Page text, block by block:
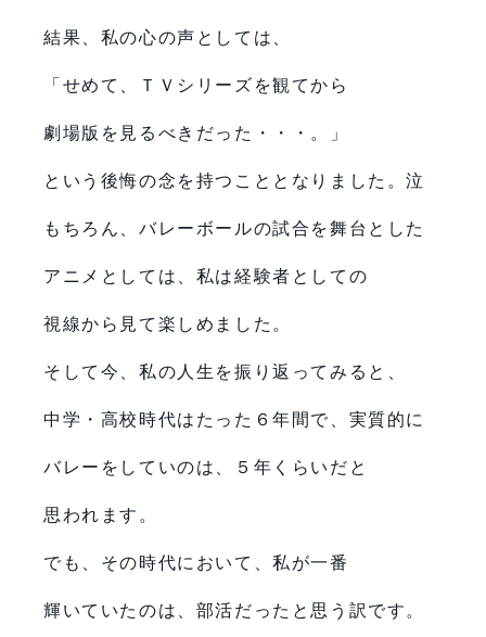
結果、私の心の声としては、
「せめて、ＴＶシリーズを観てから
劇場版を見るべきだった・・・。」
という後悔の念を持つこととなりました。泣
もちろん、バレーボールの試合を舞台とした
アニメとしては、私は経験者としての
視線から見て楽しめました。
そして今、私の人生を振り返ってみると、
中学・高校時代はたった６年間で、実質的に
バレーをしていのは、５年くらいだと
思われます。
でも、その時代において、私が一番
輝いていたのは、部活だったと思う訳です。